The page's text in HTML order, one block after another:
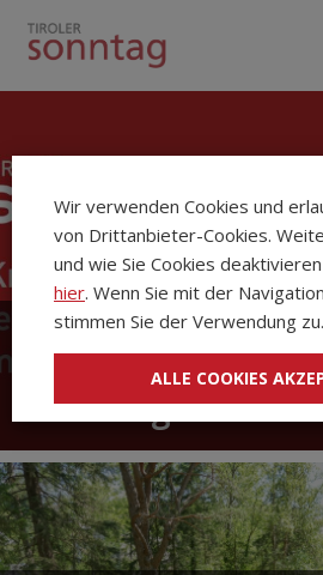
Die
Sonntag
Wir verwenden Cookies und
von Drittanbieter-Cookies.
und wie Sie Cookies
hier. Wenn Sie mit der
stimmen Sie der Verwendung zu.
ALLE COOKIES